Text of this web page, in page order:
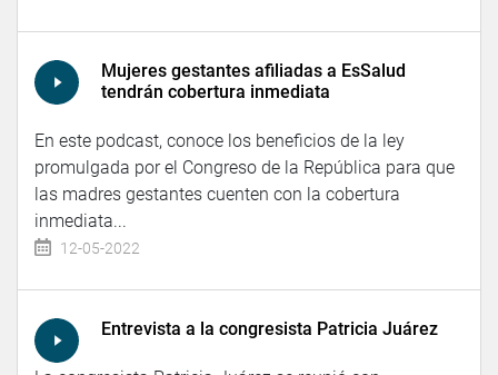
Mujeres gestantes afiliadas a EsSalud
tendrán cobertura inmediata
En este podcast, conoce los beneficios de la ley
promulgada por el Congreso de la República para que
las madres gestantes cuenten con la cobertura
inmediata...
12-05-2022
Entrevista a la congresista Patricia Juárez